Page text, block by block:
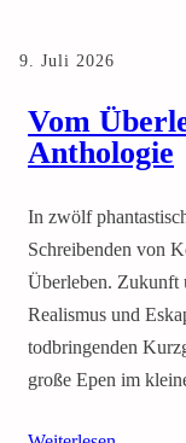
9. Juli 2026
Vom
Anthologie
In zwölf
Schreibenden von
Überleben. Zukunft
Realismus und
todbringenden
große Epen im